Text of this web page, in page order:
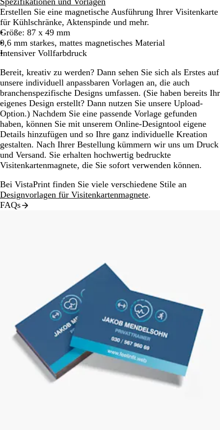
Erstellen Sie eine magnetische Ausführung Ihrer Visitenkarte
für Kühlschränke, Aktenspinde und mehr.
Größe: 87 x 49 mm
0,6 mm starkes, mattes magnetisches Material
Intensiver Vollfarbdruck
Bereit, kreativ zu werden? Dann sehen Sie sich als Erstes auf
unsere individuell anpassbaren Vorlagen an, die auch
branchenspezifische Designs umfassen. (Sie haben bereits Ihr
eigenes Design erstellt? Dann nutzen Sie unsere Upload-
Option.) Nachdem Sie eine passende Vorlage gefunden
haben, können Sie mit unserem Online-Designtool eigene
Details hinzufügen und so Ihre ganz individuelle Kreation
gestalten. Nach Ihrer Bestellung kümmern wir uns um Druck
und Versand. Sie erhalten hochwertig bedruckte
Visitenkartenmagnete, die Sie sofort verwenden können.
Bei VistaPrint finden Sie viele verschiedene Stile an
Designvorlagen für Visitenkartenmagnete.
FAQs